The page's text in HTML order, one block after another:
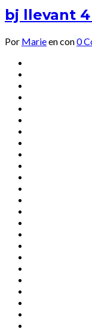
bj llevant
Por Marieencon0